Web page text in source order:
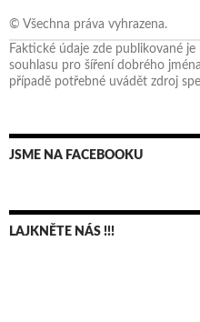
© Všechna práva vyhrazena.
Faktické údaje zde publikované
souhlasu pro šíření dobrého
případě potřebné uvádět zdroj
JSME NA FACEBOOKU
LAJKNĚTE NÁS !!!